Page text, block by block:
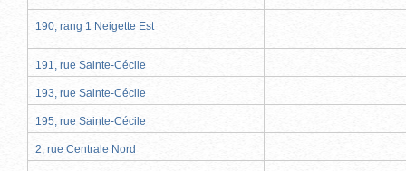
190, rang 1 Neigette Est
191, rue Sainte-Cécile
193, rue Sainte-Cécile
195, rue Sainte-Cécile
2, rue Centrale Nord